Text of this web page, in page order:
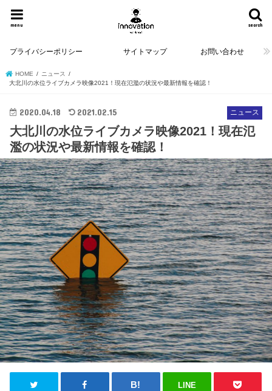
search
menu
プライバシーポリシー サイトマップ お問い合わせ
HOME
ニュース
大北川の水位ライブカメラ映像2021！現在氾濫の状況や最新情報を確認！
ニュース
2020.04.18 2021.02.15
大北川の水位ライブカメラ映像2021！現在氾
濫の状況や最新情報を確認！
LINE